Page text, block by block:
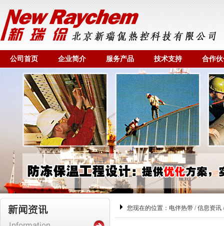
公司首页 企业简介 服务产品 技术支持 合作
您现在的位置： 电伴热带 /信息资讯